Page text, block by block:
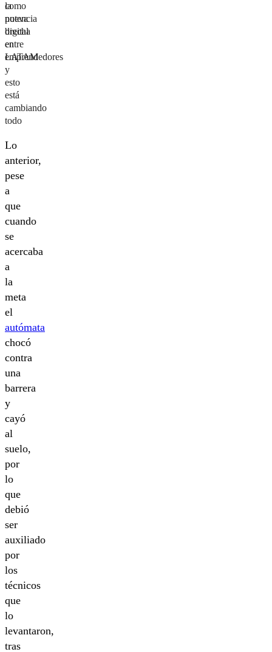
la
nueva
brecha
entre
emprendedores
como
potencia
digital
en
LATAM
y
esto
está
cambiando
todo
Lo
anterior,
pese
a
que
cuando
se
acercaba
a
la
meta
el
autómata
chocó
contra
una
barrera
y
cayó
al
suelo,
por
lo
que
debió
ser
auxiliado
por
los
técnicos
que
lo
levantaron,
tras